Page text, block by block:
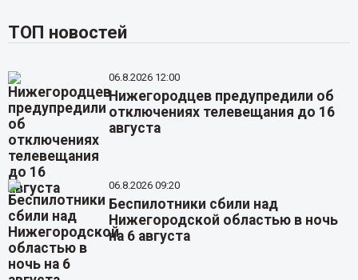
ТОП новостей
06.8.2026 12:00
Нижегородцев предупредили об
отключениях телевещания до 16
августа
06.8.2026 09:20
Беспилотники сбили над
Нижегородской областью в ночь
на 6 августа